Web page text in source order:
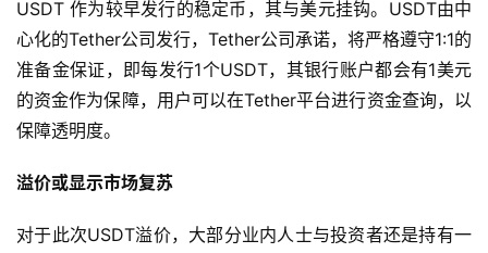
USDT 作为较早发行的稳定币，其与美元挂钩。USDT由中
心化的Tether公司发行，Tether公司承诺，将严格遵守1:1的
准备金保证，即每发行1个USDT，其银行账户都会有1美元
的资金作为保障，用户可以在Tether平台进行资金查询，以
保障透明度。
溢价或显示市场复苏
对于此次USDT溢价，大部分业内人士与投资者还是持有一